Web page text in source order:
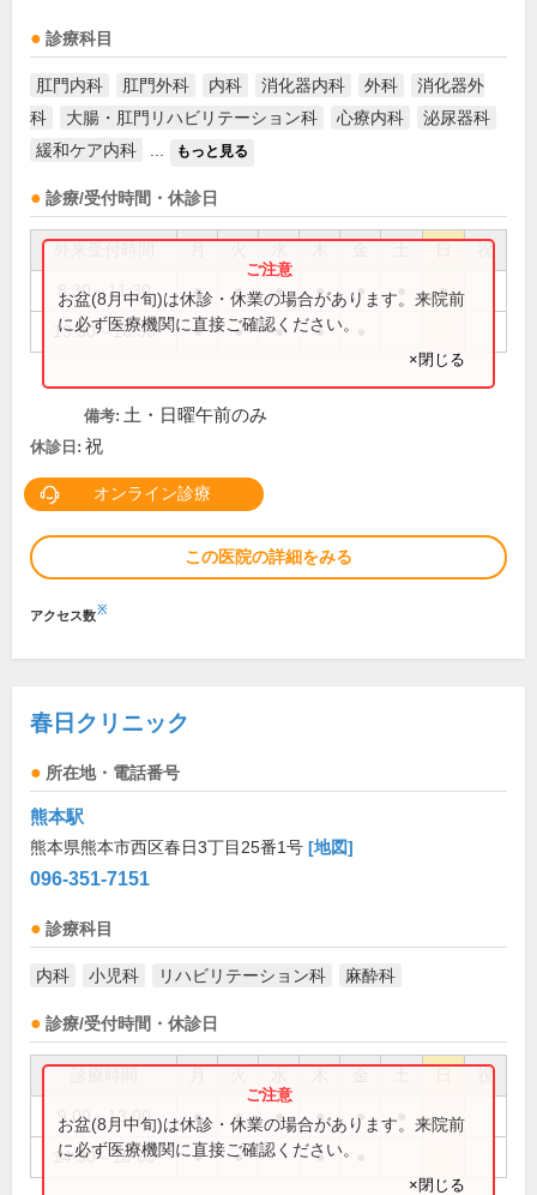
診療科目
肛門内科 肛門外科 内科 消化器内科 外科
消化器外
科
大腸・肛門リハビリテーション科 心療内科
泌尿器科
緩和ケア内科
もっと見る
診療/受付時間・休診日
祝
8:30～11:30 ● ● ● ● ● ●
13:30～16:30 ● ● ● ●
お盆(8月中旬)は休診・休業の場合があります。来院前
に必ず医療機関に直接ご確認ください。
×閉じる
備考: 土・日曜午前のみ
休診日: 祝
オンライン診療
この医院の詳細をみる
アクセス数※
春日クリニック
所在地・電話番号
熊本駅
熊本県熊本市西区春日3丁目25番1号 [地図]
096-351-7151
診療科目
内科 小児科 リハビリテーション科 麻酔科
診療/受付時間・休診日
祝
9:00～13:00 ● ● ● ● ●
14:30～18:00 ● ● ●
お盆(8月中旬)は休診・休業の場合があります。来院前
に必ず医療機関に直接ご確認ください。
×閉じる